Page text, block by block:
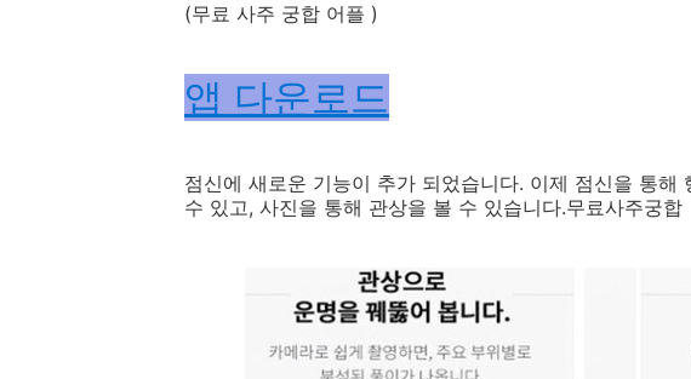
(무료 사주 궁합 어플 )
앱 다운로드
점신에 새로운 기능이 추가 되었습니다. 이제 점신을 통해
수 있고, 사진을 통해 관상을 볼 수 있습니다.무료사주궁합